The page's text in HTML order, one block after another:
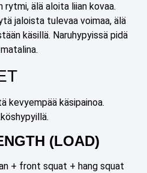
rytmi, älä aloita liian kovaa.
jaloista tulevaa voimaa, älä
käsillä. Naruhypyissä pidä
kevyempää käsipainoa.
(LOAD)
+ front squat + hang squat